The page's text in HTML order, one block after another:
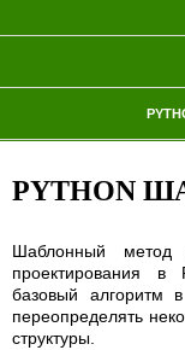
PYTHON
Шаблонный
проектирования в
базовый алгоритм
переопределять
структуры.